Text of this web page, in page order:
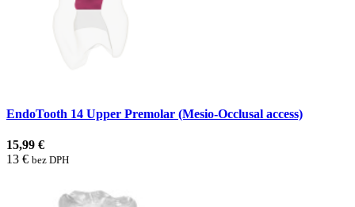
EndoTooth 14 Upper Premolar (Mesio-Occlusal access)
15,99 €
13 € bez DPH